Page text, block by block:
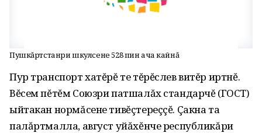
Пушкăртстанри шкулсене 528 пин ача кайнă
Пур транспорт хатĕрĕ те тĕрĕслев витĕр иртнĕ.
Вĕсем пĕтĕм Союзри патшалăх стандарчĕ (ГОСТ)
ыйтакан нормăсене тивĕçтереççĕ. Çакна та
палăртмалла, август уйăхĕнче республикăри